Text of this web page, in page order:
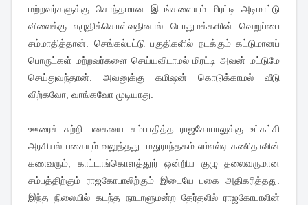
மற்றவர்களுக்கு சொந்தமான இடங்களையும் மிரட்டி அடிமாட்டு
விலைக்கு எழுதிக்கொள்வதினால் பொதுமக்களின் வெறுப்பை
சம்மாதித்தான். செங்கல்பட்டு பகுதிகளில் நடக்கும் கட்டுமானப்
பொருட்கள் மற்றவர்களை செய்யவிடாமல் மிரட்டி அவன் மட்டுமே
செய்துவந்தான். அவனுக்கு கமிஷன் கொடுக்காமல் வீடு
விற்கவோ, வாங்கவோ முடியாது.
ஊரைச் சுற்றி பகையை சம்பாதித்த ராஜகோபாலுக்கு உட்கட்சி
அரசியல் பகையும் வலுத்தது. மதுராந்தகம் எம்எல்ஏ கணிதாவின்
கணவரும், காட்டாங்கொளத்தூர் ஒன்றிய குழு தலைவருமான
சம்பத்திற்கும் ராஜகோபாலிற்கும் இடையே பகை அதிகரித்தது.
இந்த நிலையில் கடந்த நாடாளுமன்ற தேர்தலில் ராஜகோபாலின்